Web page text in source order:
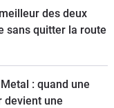
des deux
sans quitter la route
: quand une
devient une